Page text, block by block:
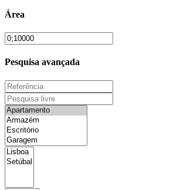
Área
Pesquisa avançada